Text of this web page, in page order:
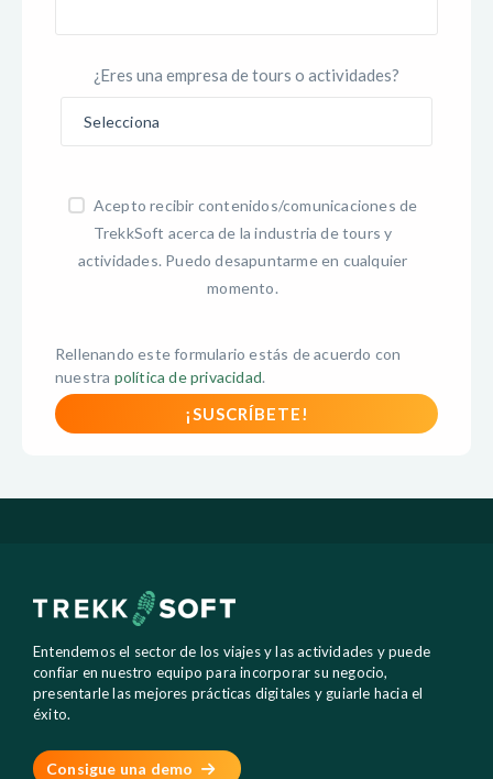
¿Eres una empresa de tours o actividades?
Acepto recibir contenidos/comunicaciones de
TrekkSoft acerca de la industria de tours y
actividades. Puedo desapuntarme en cualquier
momento.
Rellenando este formulario estás de acuerdo con
nuestra política de privacidad.
Entendemos el sector de los viajes y las actividades y puede
confiar en nuestro equipo para incorporar su negocio,
presentarle las mejores prácticas digitales y guiarle hacia el
éxito.
Consigue una demo